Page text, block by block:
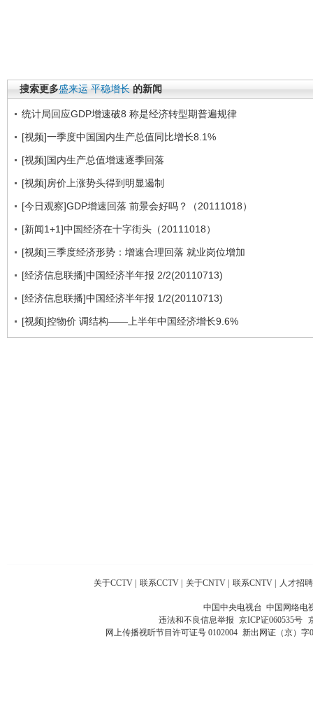
搜索更多盛来运 平稳增长 的新闻
统计局回应GDP增速破8 称是经济转型期普遍规律
[视频]一季度中国国内生产总值同比增长8.1%
[视频]国内生产总值增速逐季回落
[视频]房价上涨势头得到明显遏制
[今日观察]GDP增速回落 前景会好吗？（20111018）
[新闻1+1]中国经济在十字街头（20111018）
[视频]三季度经济形势：增速合理回落 就业岗位增加
[经济信息联播]中国经济半年报 2/2(20110713)
[经济信息联播]中国经济半年报 1/2(20110713)
[视频]控物价 调结构——上半年中国经济增长9.6%
关于CCTV 联系CCTV 关于CNTV 联系CNTV 人才招聘
中国中央电视台 中国网络电
违法和不良信息举报 京ICP证060535号
网上传播视听节目许可证号 0102004 新出网证（京）